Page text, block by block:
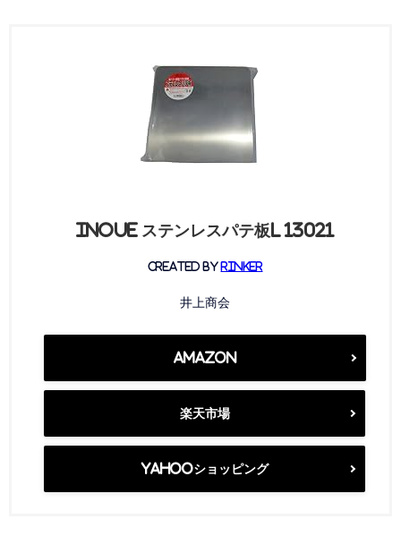
INOUE ステンレスパテ板L 13021
created by Rinker
井上商会
Amazon
楽天市場
Yahooショッピング